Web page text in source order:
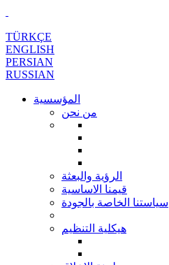
TÜRKÇE
ENGLISH
PERSIAN
RUSSIAN
المؤسسية
من نحن
الرؤية والبعثة
قيمنا الاساسية
سياستنا الخاصة بالجودة
هيكلية التنظيم